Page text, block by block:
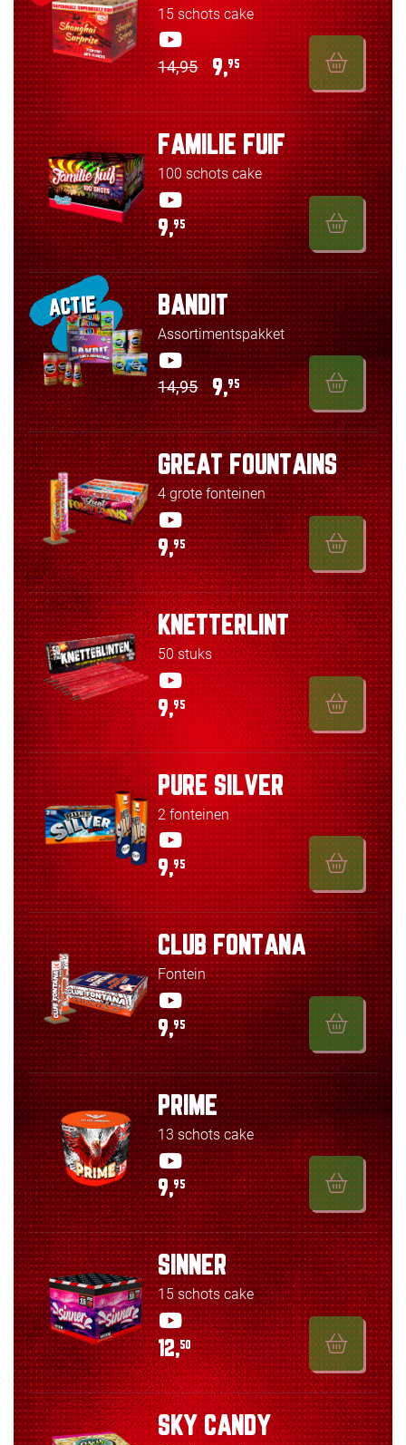
15 schots cake
14,95 9,95
FAMILIE FUIF
100 schots cake
9,95
ACTIE BANDIT
Assortimentspakket
14,95 9,95
GREAT FOUNTAINS
4 grote fonteinen
9,95
KNETTERLINT
50 stuks
9,95
PURE SILVER
2 fonteinen
9,95
CLUB FONTANA
Fontein
9,95
PRIME
13 schots cake
9,95
SINNER
15 schots cake
12,50
SKY CANDY